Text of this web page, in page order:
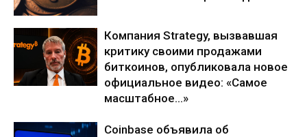
Компания Strategy, вызвавшая
критику своими продажами
биткоинов, опубликовала новое
официальное видео: «Самое
масштабное…»
Coinbase объявила об